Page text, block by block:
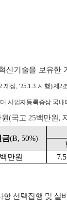
신기술을 보유한
제정, ’25.1.3.시행)제2
사업자등록증상 국내
원(국고 25백만원,
금(B, 50%)
백만원 7.5
선택집행 및 실